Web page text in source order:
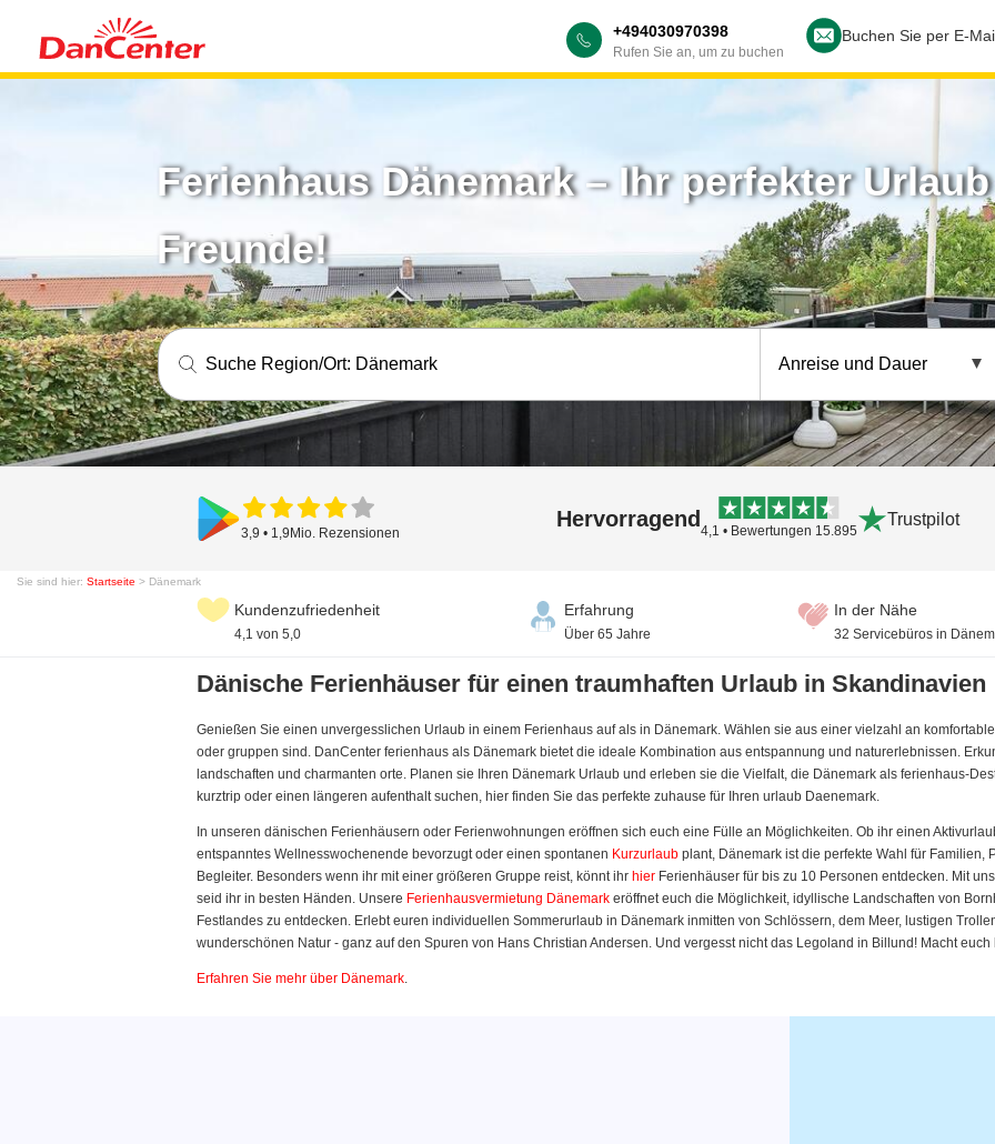
+494030970398
Rufen Sie an, um zu buchen
Buchen Sie per E-
Ferienhaus Dänemark – Ihr perfekter
Freunde!
Suche Region/Ort: Dänemark Anreise und Dauer
3,9 • 1,9Mio. Rezensionen
Hervorragend 4,1 • Bewertungen 15.895
Trustpilot
Sie sind hier: Startseite > Dänemark
Kundenzufriedenheit
4,1 von 5,0
Erfahrung
Über 65 Jahre
In der Nähe
32 Servicebüros in
Dänische Ferienhäuser für einen traumhaften Urlaub in Skandinavien
Genießen Sie einen unvergesslichen Urlaub in einem Ferienhaus auf als in Dänemark. Wählen sie aus einer vielzahl an
oder gruppen sind. DanCenter ferienhaus als Dänemark bietet die ideale Kombination aus entspannung und naturerlebnissen.
landschaften und charmanten orte. Planen sie Ihren Dänemark Urlaub und erleben sie die Vielfalt, die Dänemark als ferienhaus-
kurztrip oder einen längeren aufenthalt suchen, hier finden Sie das perfekte zuhause für Ihren urlaub Daenemark.
In unseren dänischen Ferienhäusern oder Ferienwohnungen eröffnen sich euch eine Fülle an Möglichkeiten. Ob ihr einen
entspanntes Wellnesswochenende bevorzugt oder einen spontanen Kurzurlaub plant, Dänemark ist die perfekte Wahl für Familien,
Begleiter. Besonders wenn ihr mit einer größeren Gruppe reist, könnt ihr hier Ferienhäuser für bis zu 10 Personen entdecken. Mit
seid ihr in besten Händen. Unsere Ferienhausvermietung Dänemark eröffnet euch die Möglichkeit, idyllische Landschaften von
Festlandes zu entdecken. Erlebt euren individuellen Sommerurlaub in Dänemark inmitten von Schlössern, dem Meer, lustigen
wunderschönen Natur - ganz auf den Spuren von Hans Christian Andersen. Und vergesst nicht das Legoland in Billund! Macht
Erfahren Sie mehr über Dänemark.